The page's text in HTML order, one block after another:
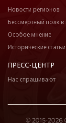
Новости регионов
Бессмертный полк
Особое мнение
Исторические статьи
ПРЕСС-ЦЕНТР
Нас спрашивают
© 2015-